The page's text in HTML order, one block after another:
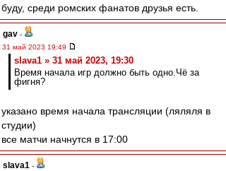
буду, среди ромских фанатов друзья есть.
gav -
31 май 2023 19:49
slava1 » 31 май 2023, 19:30
Время начала игр должно быть одно.Чё за
фигня?
указано время начала трансляции (ляляля в
студии)
все матчи начнутся в 17:00
slava1 -